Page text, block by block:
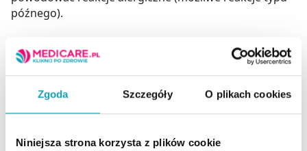
Zgoda Szczegóły O plikach cookies
Niniejsza strona korzysta z plików cookie
późnego).
Adres producenta
Zakłady Farmaceutyczne Polpharma S.A.,
ul. Pelplińska 19,
83-200 Starogard Gdański,